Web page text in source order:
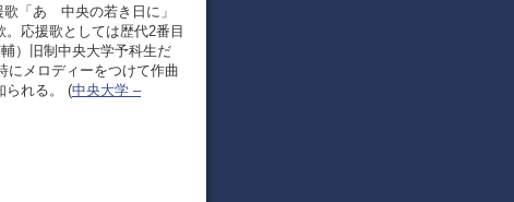
「あゝ中央の若き日に」
。応援歌としては歴代2番目
）旧制中央大学予科生だ
にメロディーをつけて作曲
られる。 (中央大学 –